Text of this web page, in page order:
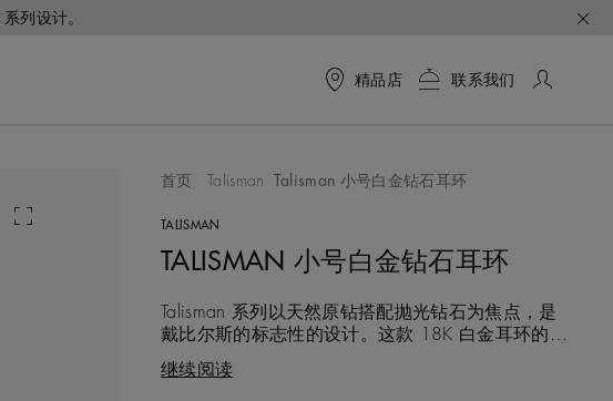
系列设计。
精品店 联系我们
首页 Talisman Talisman 小号白金钻石耳环
TALISMAN
TALISMAN 小号白金钻石耳环
Talisman 系列以天然原钻搭配抛光钻石为焦点，是
戴比尔斯的标志性的设计。这款 18K 白金耳环的宽
钻的原始之美。 圆形明亮式切割和玫瑰式切割钻石
继续阅读